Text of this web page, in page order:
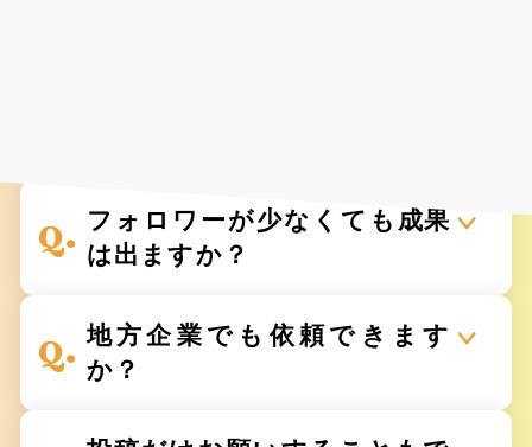
フォロワーが少なくても成果
は出ますか？
地方企業でも依頼できます
か？